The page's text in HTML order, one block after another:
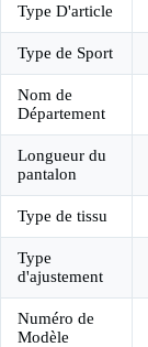
Type D'article
Type de Sport
Nom de
Département
Longueur du
pantalon
Type de tissu
Type
d'ajustement
Numéro de
Modèle